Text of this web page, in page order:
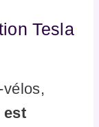
Tesla
vélos,
est